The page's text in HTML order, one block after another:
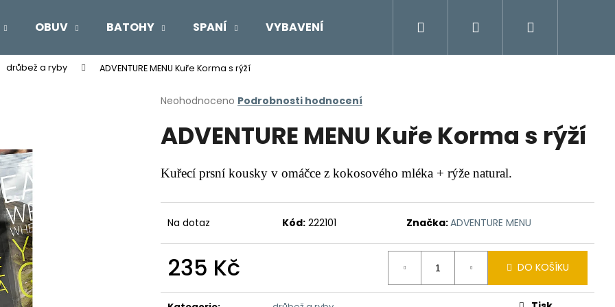
OBUV BATOHY SPANÍ VYBAVENÍ Moje objednávka
Přihlášení
drůbež a ryby ADVENTURE MENU Kuře Korma s rýží
Průměrné
produktu
je
z
5
Neohodnoceno Podrobnosti hodnocení
ADVENTURE MENU Kuře Korma s rýží
Kuřecí prsní kousky v omáčce z kokosového mléka + rýže natural.
Na dotaz Kód: 222101 Značka:ADVENTURE MENU
235 Kč
cena:
DO KOŠÍKU
Co potřebujete najít?
HLEDAT